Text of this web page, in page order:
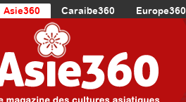
Asie360 Caraibe360 Europe360